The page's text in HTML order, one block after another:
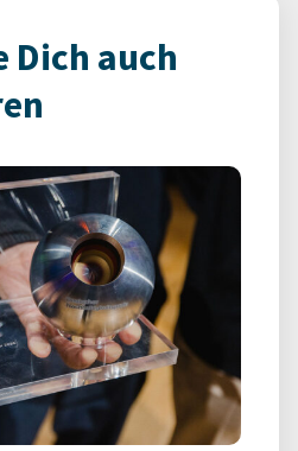
Dich auch